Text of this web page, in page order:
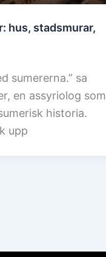
hus, stadsmurar,
sumererna.” sa
en assyriolog som
historia.
upp